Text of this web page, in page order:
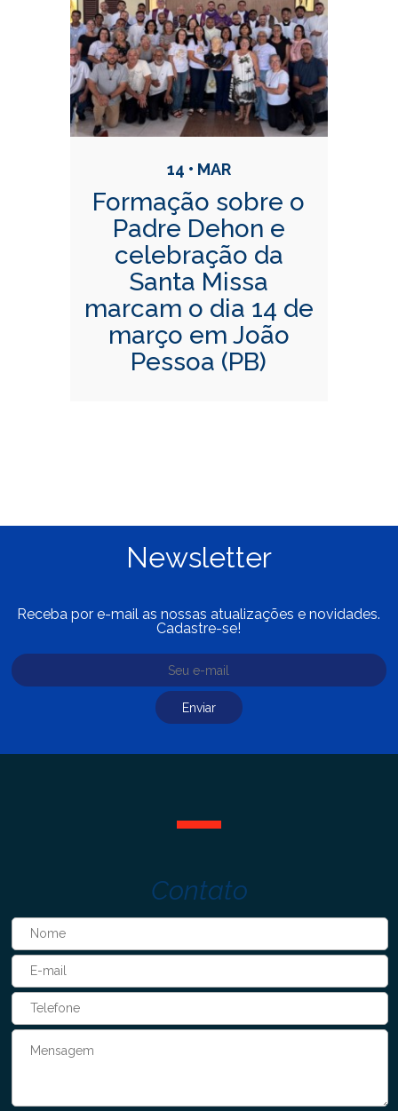
14 • MAR
Formação sobre o
Padre Dehon e
celebração da
Santa Missa
marcam o dia 14 de
março em João
Pessoa (PB)
Newsletter
Receba por e-mail as nossas atualizações e novidades.
Cadastre-se!
Contato